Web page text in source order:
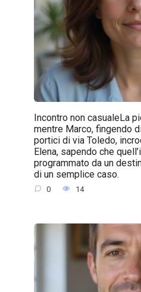
Incontro non casualeLa
mentre Marco, fingendo
portici di via Toledo,
Elena, sapendo che
programmato da un
di un semplice caso.
0 14